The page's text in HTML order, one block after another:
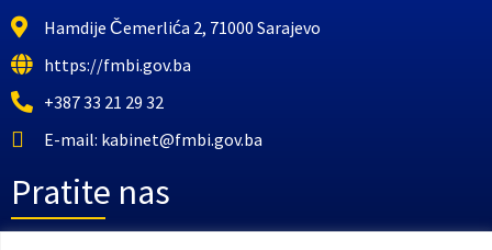
Hamdije Čemerlića 2, 71000 Sarajevo
https://fmbi.gov.ba
+387 33 21 29 32
E-mail: kabinet@fmbi.gov.ba
Pratite nas